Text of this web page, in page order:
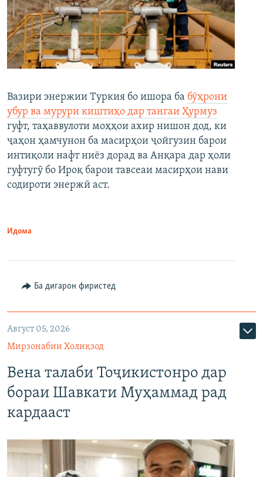
Вазири энержии Туркия бо ишора ба бӯҳрони
убур ва мурури киштиҳо дар тангаи Ҳурмуз
гуфт, таҳаввулоти моҳҳои ахир нишон дод, ки
ҷаҳон ҳамчунон ба масирҳои ҷойгузин барои
интиқоли нафт ниёз дорад ва Анқара дар ҳоли
гуфтугӯ бо Ироқ барои тавсеаи масирҳои нави
содироти энержӣ аст.
Идома
Ба дигарон фиристед
Август 05, 2026
Мирзонабии Холиқзод
Вена талаби Тоҷикистонро дар
бораи Шавкати Муҳаммад рад
кардааст